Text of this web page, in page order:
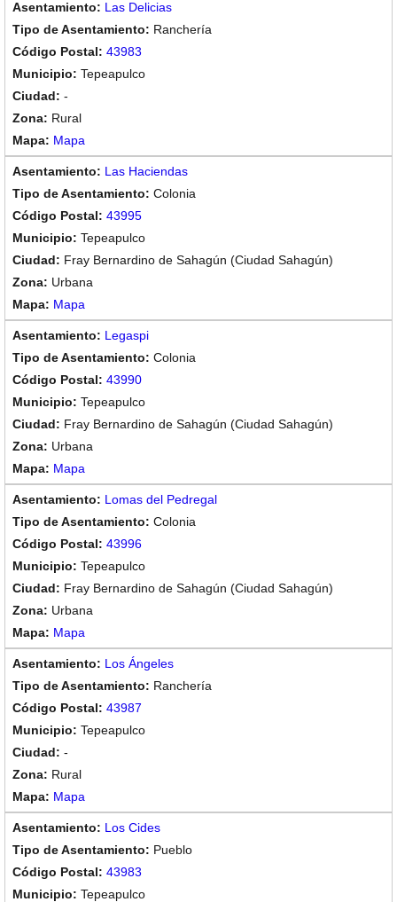
Las Delicias
Ranchería
43983
Tepeapulco
-
Rural
Mapa
Las Haciendas
Colonia
43995
Tepeapulco
Fray Bernardino de Sahagún (Ciudad Sahagún)
Urbana
Mapa
Legaspi
Colonia
43990
Tepeapulco
Fray Bernardino de Sahagún (Ciudad Sahagún)
Urbana
Mapa
Lomas del Pedregal
Colonia
43996
Tepeapulco
Fray Bernardino de Sahagún (Ciudad Sahagún)
Urbana
Mapa
Los Ángeles
Ranchería
43987
Tepeapulco
-
Rural
Mapa
Los Cides
Pueblo
43983
Tepeapulco